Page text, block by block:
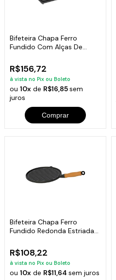
Bifeteira Chapa Ferro
Fundido Com Alças De
R$156,72
à vista no Pix ou Boleto
ou10x de R$16,85sem
juros
Comprar
Bifeteira Chapa Ferro
Fundido Redonda Estriada
R$108,22
à vista no Pix ou Boleto
ou10x de R$11,64sem juros